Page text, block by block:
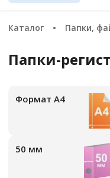
Каталог Папки,
Папки-
Формат А4
50 мм